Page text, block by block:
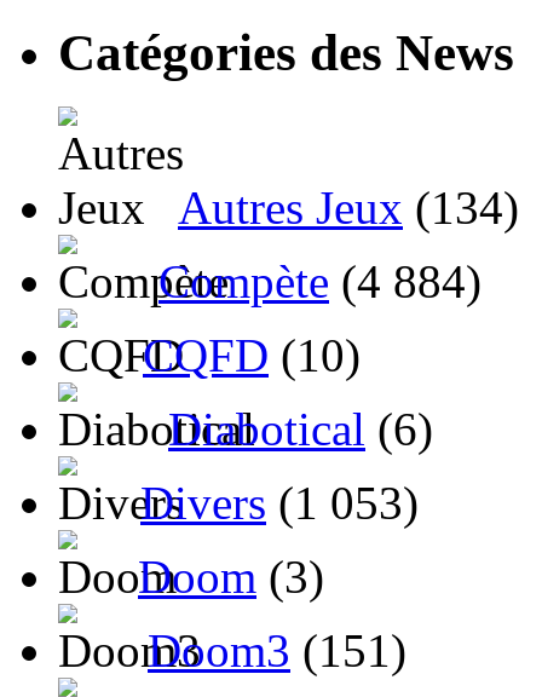
Catégories des News
Autres Jeux (134)
Compète (4 884)
CQFD (10)
Diabotical (6)
Divers (1 053)
Doom (3)
Doom3 (151)